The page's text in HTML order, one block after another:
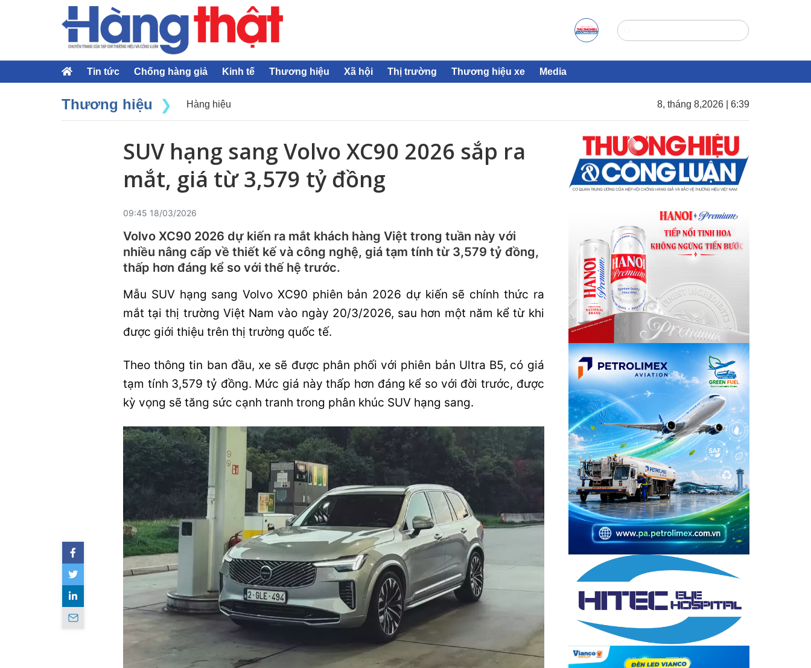
Tin tức Chống hàng giả Kinh tế Thương hiệu Xã hội Thị trường Thương hiệu xe Media
Thương hiệu Hàng hiệu 8, tháng 8,2026 | 6:39
SUV hạng sang Volvo XC90 2026 sắp ra
mắt, giá từ 3,579 tỷ đồng
09:45 18/03/2026
Volvo XC90 2026 dự kiến ra mắt khách hàng Việt trong tuần này với
nhiều nâng cấp về thiết kế và công nghệ, giá tạm tính từ 3,579 tỷ đồng,
thấp hơn đáng kể so với thế hệ trước.
Mẫu SUV hạng sang Volvo XC90 phiên bản 2026 dự kiến sẽ chính thức ra
mắt tại thị trường Việt Nam vào ngày 20/3/2026, sau hơn một năm kể từ khi
được giới thiệu trên thị trường quốc tế.
Theo thông tin ban đầu, xe sẽ được phân phối với phiên bản Ultra B5, có giá
tạm tính 3,579 tỷ đồng. Mức giá này thấp hơn đáng kể so với đời trước, được
kỳ vọng sẽ tăng sức cạnh tranh trong phân khúc SUV hạng sang.